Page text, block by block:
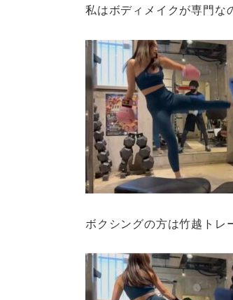
私はボディメイクが専門な
ボクシングの方は竹越トレ